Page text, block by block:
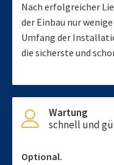
Nach erfolgreicher
der Einbau nur
Umfang der
die sicherste und
Wartung
schnell und
Optional.